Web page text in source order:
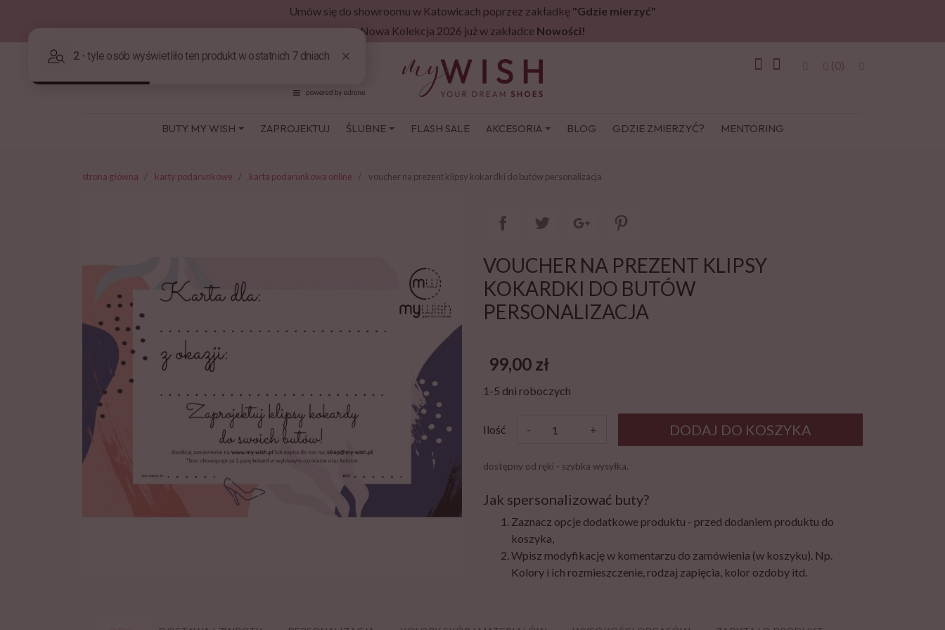
Umów się do showroomu w Katowicach poprzez zakładkę "Gdzie mierzyć"
Nowa Kolekcja 2026 już w zakładce Nowości!
(0)
BUTY MY WISH ZAPROJEKTUJ ŚLUBNE FLASH SALE AKCESORIA BLOG GDZIE ZMIERZYĆ? MENTORING
strona główna karty podarunkowe karta podarunkowa online voucher na prezent klipsy kokardki do butów personalizacja
VOUCHER NA PREZENT KLIPSY
KOKARDKI DO BUTÓW
PERSONALIZACJA
99,00 zł
1-5 dni roboczych
Ilość - + DODAJ DO KOSZYKA
dostępny od ręki - szybka wysyłka.
Jak spersonalizować buty?
Zaznacz opcje dodatkowe produktu - przed dodaniem produktu do
koszyka,
Wpisz modyfikację w komentarzu do zamówienia (w koszyku). Np.
Kolory i ich rozmieszczenie, rodzaj zapięcia, kolor ozdoby itd.